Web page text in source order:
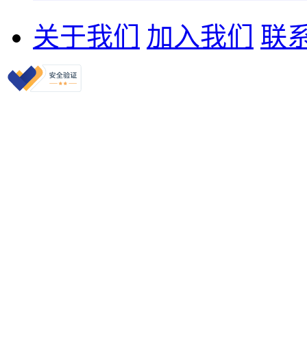
关于我们
加入我们 联